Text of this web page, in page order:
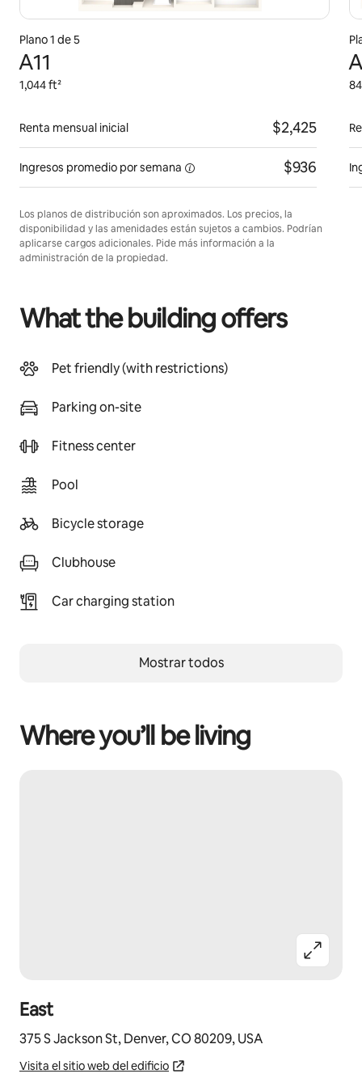
Plano 1 de 5
A11
1,044 ft²
Renta mensual inicial $2,425
Ingresos promedio porsemana $936
Los planos de distribución son aproximados. Los precios, la
disponibilidad y las amenidades están sujetos a cambios. Podrían
aplicarse cargos adicionales. Pide más información a la
administración de la propiedad.
What the building offers
Pet friendly (with restrictions)
Parking on-site
Fitness center
Pool
Bicycle storage
Clubhouse
Car charging station
Mostrar todos
Where you’ll be living
East
375 S Jackson St, Denver, CO 80209, USA
Visita el sitio web del edificio